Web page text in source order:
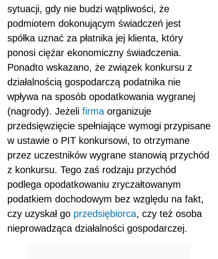
sytuacji, gdy nie budzi wątpliwości, że
podmiotem dokonującym świadczeń jest
spółka uznać za płatnika jej klienta, który
ponosi ciężar ekonomiczny świadczenia.
Ponadto wskazano, że związek konkursu z
działalnością gospodarczą podatnika nie
wpływa na sposób opodatkowania wygranej
(nagrody). Jeżeli firma organizuje
przedsięwzięcie spełniające wymogi przypisane
w ustawie o PIT konkursowi, to otrzymane
przez uczestników wygrane stanowią przychód
z konkursu. Tego zaś rodzaju przychód
podlega opodatkowaniu zryczałtowanym
podatkiem dochodowym bez względu na fakt,
czy uzyskał go przedsiębiorca, czy też osoba
nieprowadząca działalności gospodarczej.